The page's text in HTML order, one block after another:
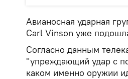
Авианосная ударная
Carl Vinson уже
Согласно данным
"упреждающий удар с
каком именно оружии